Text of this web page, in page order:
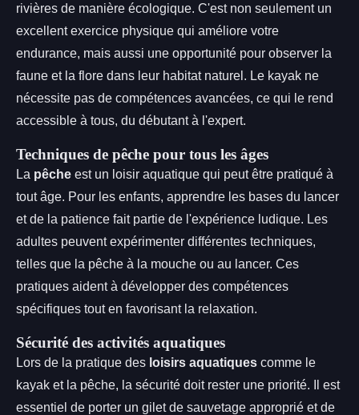
rivières de manière écologique. C'est non seulement un
excellent exercice physique qui améliore votre
endurance, mais aussi une opportunité pour observer la
faune et la flore dans leur habitat naturel. Le kayak ne
nécessite pas de compétences avancées, ce qui le rend
accessible à tous, du débutant à l'expert.
Techniques de pêche pour tous les âges
La pêche est un loisir aquatique qui peut être pratiqué à
tout âge. Pour les enfants, apprendre les bases du lancer
et de la patience fait partie de l'expérience ludique. Les
adultes peuvent expérimenter différentes techniques,
telles que la pêche à la mouche ou au lancer. Ces
pratiques aident à développer des compétences
spécifiques tout en favorisant la relaxation.
Sécurité des activités aquatiques
Lors de la pratique des loisirs aquatiques comme le
kayak et la pêche, la sécurité doit rester une priorité. Il est
essentiel de porter un gilet de sauvetage approprié et de